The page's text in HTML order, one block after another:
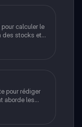
calculer le
des stocks et
les formules
stocks,
pour rédiger
aborde les
à la
par